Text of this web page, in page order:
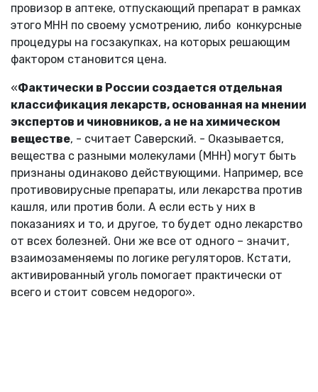
провизор в аптеке, отпускающий препарат в рамках
этого МНН по своему усмотрению, либо конкурсные
процедуры на госзакупках, на которых решающим
фактором становится цена.
«Фактически в России создается отдельная
классификация лекарств, основанная на мнении
экспертов и чиновников, а не на химическом
веществе, - считает Саверский. - Оказывается,
вещества с разными молекулами (МНН) могут быть
признаны одинаково действующими. Например, все
противовирусные препараты, или лекарства против
кашля, или против боли. А если есть у них в
показаниях и то, и другое, то будет одно лекарство
от всех болезней. Они же все от одного – значит,
взаимозаменяемы по логике регуляторов. Кстати,
активированный уголь помогает практически от
всего и стоит совсем недорого».